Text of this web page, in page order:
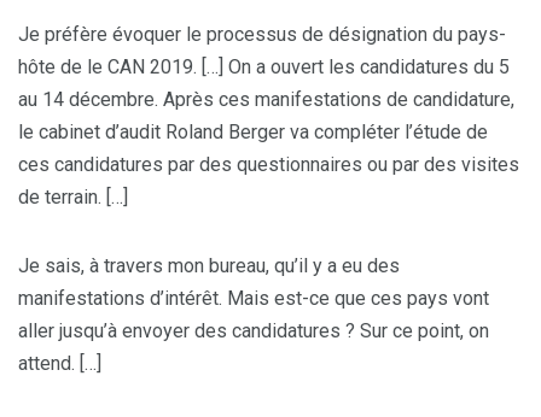
Je préfère évoquer le processus de désignation du pays-
hôte de le CAN 2019. […] On a ouvert les candidatures du 5
au 14 décembre. Après ces manifestations de candidature,
le cabinet d’audit Roland Berger va compléter l’étude de
ces candidatures par des questionnaires ou par des visites
de terrain. […]
Je sais, à travers mon bureau, qu’il y a eu des
manifestations d’intérêt. Mais est-ce que ces pays vont
aller jusqu’à envoyer des candidatures ? Sur ce point, on
attend. […]